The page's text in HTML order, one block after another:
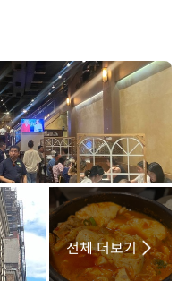
전체 더보기